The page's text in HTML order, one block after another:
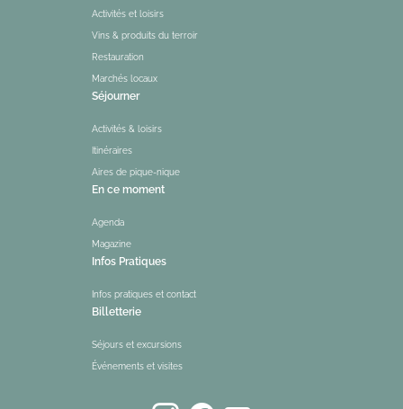
Activités et loisirs
Vins & produits du terroir
Restauration
Marchés locaux
Séjourner
Activités & loisirs
Itinéraires
Aires de pique-nique
En ce moment
Agenda
Magazine
Infos Pratiques
Infos pratiques et contact
Billetterie
Séjours et excursions
Événements et visites